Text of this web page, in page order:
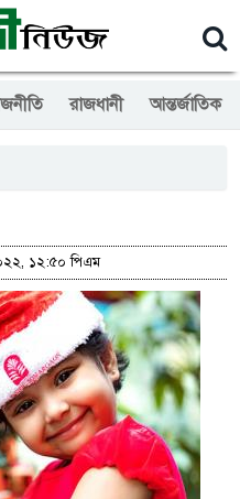
রাজধানী আন্তর্জাতিক
১২:৫০ পিএম